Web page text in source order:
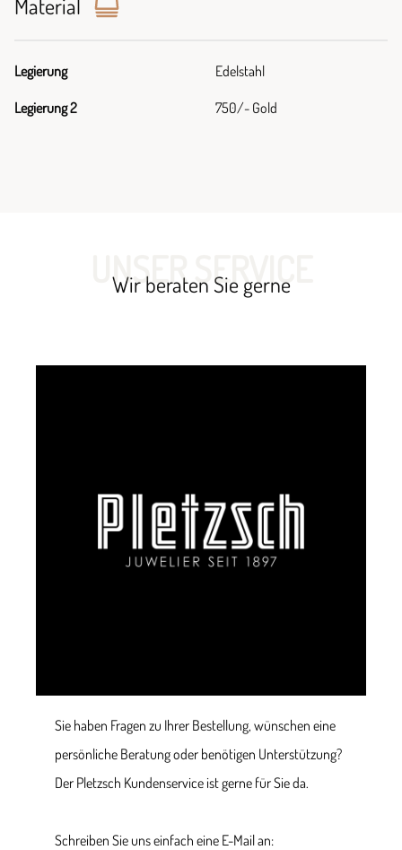
Material
Legierung Edelstahl
Legierung 2 750/- Gold
UNSER SERVICE
Wir beraten Sie gerne
Sie haben Fragen zu Ihrer Bestellung, wünschen eine
persönliche Beratung oder benötigen Unterstützung?
Der Pletzsch Kundenservice ist gerne für Sie da.
Schreiben Sie uns einfach eine E-Mail an: